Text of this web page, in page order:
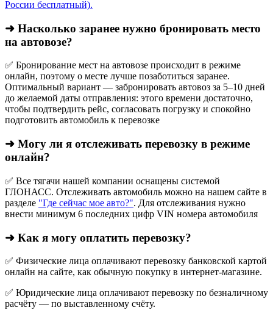
России бесплатный).
➜ Насколько заранее нужно бронировать место
на автовозе?
✅ Бронирование мест на автовозе происходит в режиме
онлайн, поэтому о месте лучше позаботиться заранее.
Оптимальный вариант — забронировать автовоз за 5–10 дней
до желаемой даты отправления: этого времени достаточно,
чтобы подтвердить рейс, согласовать погрузку и спокойно
подготовить автомобиль к перевозке
➜ Могу ли я отслеживать перевозку в режиме
онлайн?
✅ Все тягачи нашей компании оснащены системой
ГЛОНАСС. Отслеживать автомобиль можно на нашем сайте в
разделе "Где сейчас мое авто?". Для отслеживания нужно
внести минимум 6 последних цифр VIN номера автомобиля
➜ Как я могу оплатить перевозку?
✅ Физические лица оплачивают перевозку банковской картой
онлайн на сайте, как обычную покупку в интернет‑магазине.
✅ Юридические лица оплачивают перевозку по безналичному
расчёту — по выставленному счёту.